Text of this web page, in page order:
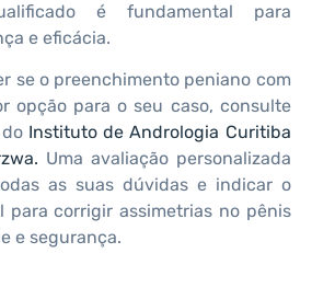
é fundamental para
e eficácia.
se o preenchimento peniano com
opção para o seu caso, consulte
Instituto de Andrologia Curitiba
Uma avaliação personalizada
as suas dúvidas e indicar o
para corrigir assimetrias no pênis
e segurança.